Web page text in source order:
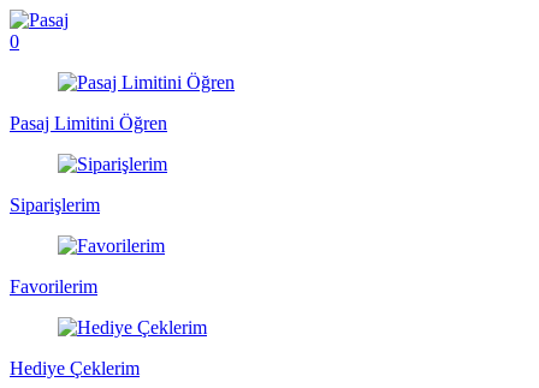
0
Pasaj Limitini Öğren
Siparişlerim
Favorilerim
Hediye Çeklerim